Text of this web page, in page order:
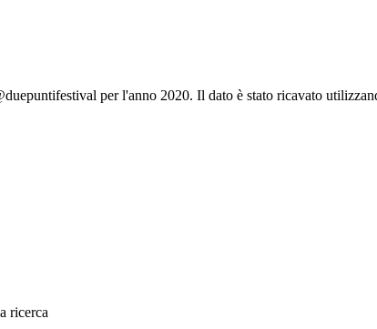
per l'anno 2020. Il dato è stato ricavato
ricerca